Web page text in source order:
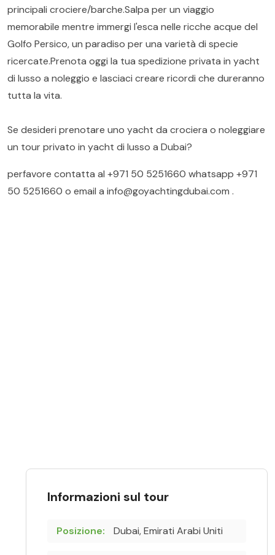
principali crociere/barche.Salpa per un viaggio
memorabile mentre immergi l'esca nelle ricche acque del
Golfo Persico, un paradiso per una varietà di specie
ricercate.Prenota oggi la tua spedizione privata in yacht
di lusso a noleggio e lasciaci creare ricordi che dureranno
tutta la vita.
Se desideri prenotare uno yacht da crociera o noleggiare
un tour privato in yacht di lusso a Dubai?
perfavore contatta al +971 50 5251660 whatsapp +971
50 5251660 o email a info@goyachtingdubai.com .
Informazioni sul tour
Posizione: Dubai, Emirati Arabi Uniti